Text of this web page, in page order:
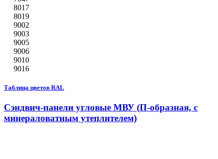
8017
8019
9002
9003
9005
9006
9010
9016
Таблица цветов RAL
Сэндвич-панели угловые МВУ (П-образная, с
минераловатным утеплителем)